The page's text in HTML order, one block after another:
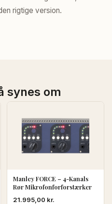
rigtige version.
synes om
Manley FORCE – 4-Kanals
Rør Mikrofonforforstærker
21.995,00 kr.